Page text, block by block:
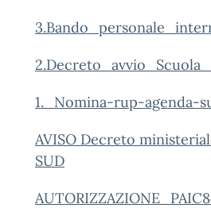
1._Nomina-rup-agenda-
AVISO Decreto
SUD